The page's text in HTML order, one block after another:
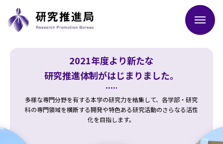
2021年度より新たな
研究推進体制がはじまりました。
多様な専門分野を有する本学の研究力を結集して、各学部・研究
科の専門領域を横断する開発や特色ある研究活動のさらなる活性
化を目指します。